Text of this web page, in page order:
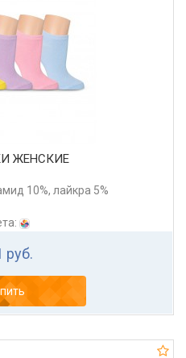
ЖЕНСКИЕ
10%, лайкра 5%
руб.